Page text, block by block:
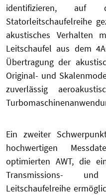
identifizieren, auf
Statorleitschaufelreihe
akustisches Verhalten
Leitschaufel aus dem
Übertragung der
Original- und
zuverlässig
Ein zweiter
hochwertigen
optimierten AWT, die
Transmissions-
Leitschaufelreihe